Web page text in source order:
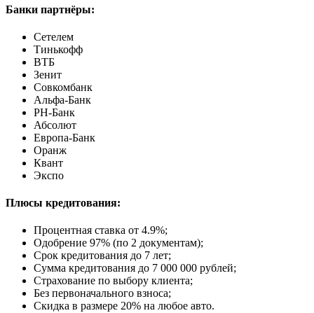
Банки партнёры:
Сетелем
Тинькофф
ВТБ
Зенит
Совкомбанк
Альфа-Банк
РН-Банк
Абсолют
Европа-Банк
Оранж
Квант
Экспо
Плюсы кредитования:
Процентная ставка от 4.9%;
Одобрение 97% (по 2 документам);
Срок кредитования до 7 лет;
Сумма кредитования до 7 000 000 рублей;
Страхование по выбору клиента;
Без первоначального взноса;
Скидка в размере 20% на любое авто.